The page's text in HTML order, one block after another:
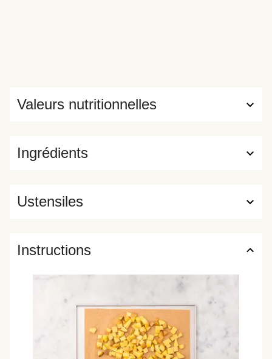
Ingrédients
Valeurs nutritionnelles
Ustensiles
Instructions